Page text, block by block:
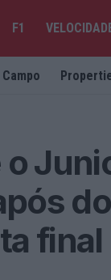
F1
final